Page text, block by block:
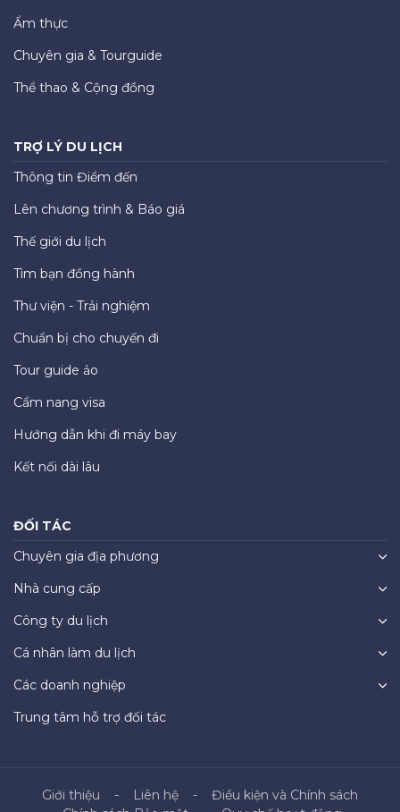
Ẩm thực
Chuyên gia & Tourguide
Thể thao & Cộng đồng
TRỢ LÝ DU LỊCH
Thông tin Điểm đến
Lên chương trình & Báo giá
Thế giới du lịch
Tìm bạn đồng hành
Thư viện - Trải nghiệm
Chuẩn bị cho chuyến đi
Tour guide ảo
Cẩm nang visa
Hướng dẫn khi đi máy bay
Kết nối dài lâu
ĐỐI TÁC
Chuyên gia địa phương
Nhà cung cấp
Công ty du lịch
Cá nhân làm du lịch
Các doanh nghiệp
Trung tâm hỗ trợ đối tác
Giới thiệu Liên hệ
Điều kiện và Chính sách